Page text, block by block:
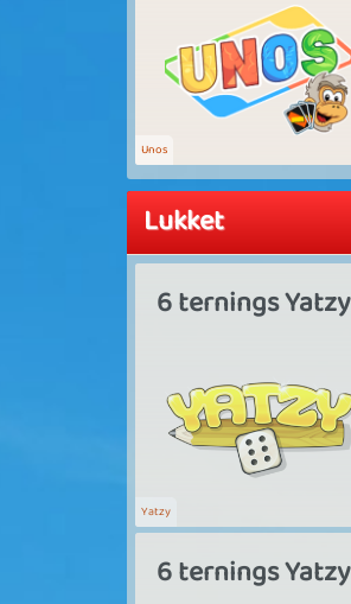
Unos
Lukket
6 ternings Yatzy
Yatzy
6 ternings Yatzy